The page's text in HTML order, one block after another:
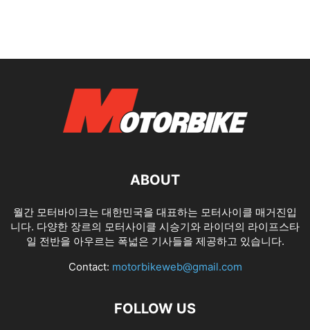
ABOUT
월간 모터바이크는 대한민국을 대표하는 모터사이클 매거진입
니다. 다양한 장르의 모터사이클 시승기와 라이더의 라이프스타
일 전반을 아우르는 폭넓은 기사들을 제공하고 있습니다.
Contact: motorbikeweb@gmail.com
FOLLOW US